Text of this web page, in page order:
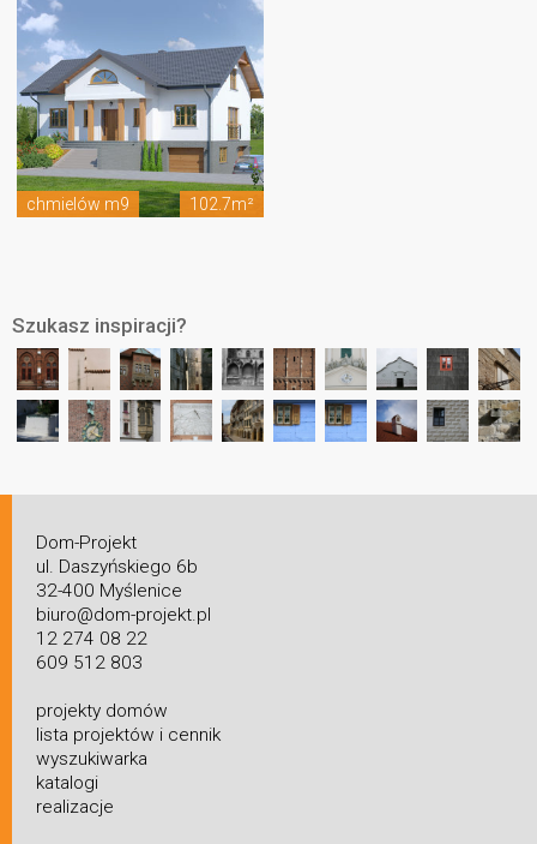
chmielów m9 102.7m²
Szukasz inspiracji?
Dom-Projekt
ul. Daszyńskiego 6b
32-400 Myślenice
biuro@dom-projekt.pl
12 274 08 22
609 512 803
projekty domów
lista projektów i cennik
wyszukiwarka
katalogi
realizacje